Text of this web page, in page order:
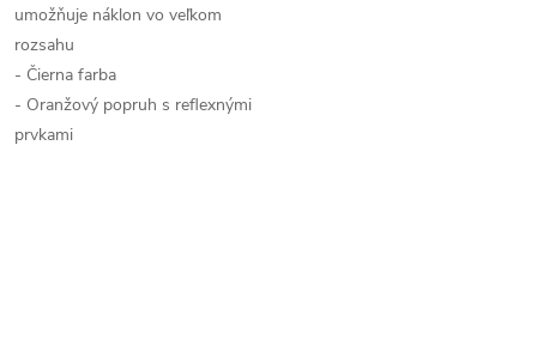
umožňuje náklon vo veľkom
rozsahu
- Čierna farba
- Oranžový popruh s reflexnými
prvkami